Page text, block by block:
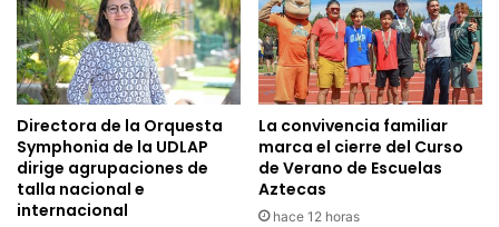
Directora de la Orquesta
Symphonia de la UDLAP
dirige agrupaciones de
talla nacional e
internacional
La convivencia familiar
marca el cierre del Curso
de Verano de Escuelas
Aztecas
hace 12 horas